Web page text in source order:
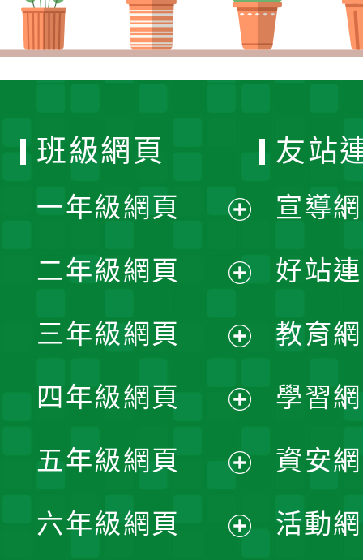
班級網頁
一年級網頁
開
選
單
二年級網頁
開
選
單
三年級網頁
開
選
單
四年級網頁
開
選
五年級網頁
開
六年級網頁
友站
宣導
好站
教育
學習
資安
活動